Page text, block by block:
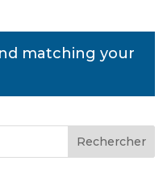
matching your